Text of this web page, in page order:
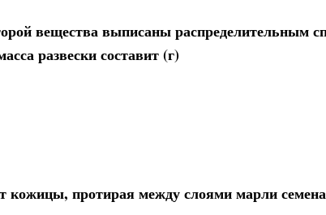
вещества выписаны распределительным
развески составит (г)
кожицы, протирая между слоями марли семена